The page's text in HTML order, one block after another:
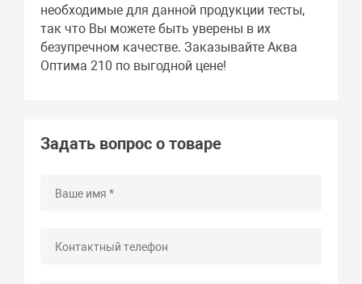
необходимые для данной продукции тесты,
так что Вы можете быть уверены в их
безупречном качестве. Заказывайте Аква
Оптима 210 по выгодной цене!
Задать вопрос о товаре